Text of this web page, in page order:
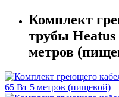
Комплект
трубы
метров